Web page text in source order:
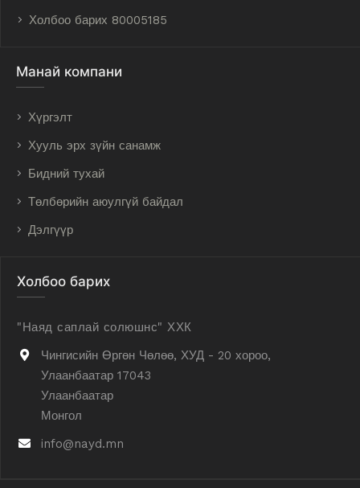
Холбоо барих 80005185
Манай компани
Хүргэлт
Хууль эрх зүйн санамж
Бидний тухай
Төлбөрийн аюулгүй байдал
Дэлгүүр
Холбоо барих
"Наяд саплай солюшнс" ХХК
Чингисийн Өргөн Чөлөө, ХУД - 20 хороо,
Улаанбаатар 17043
Улаанбаатар
Монгол
info@nayd.mn